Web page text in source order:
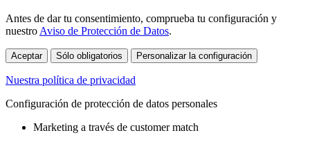
Antes de dar tu consentimiento, comprueba tu configuración y
nuestro Aviso de Protección de Datos.
Aceptar Sólo obligatorios Personalizar la configuración
Nuestra política de privacidad
Configuración de protección de datos personales
Marketing a través de customer match